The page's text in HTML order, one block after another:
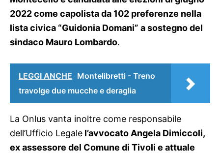
2022 come capolista da 102 preferenze nella
lista civica “Guidonia Domani” a sostegno del
sindaco Mauro Lombardo.
LEGGI ANCHE Montelibretti - Treno
travolge due mucche e deraglia
La Onlus vanta inoltre come responsabile
dell’Ufficio Legale l’avvocato Angela Dimiccoli,
ex assessore del Comune di Tivoli e attuale